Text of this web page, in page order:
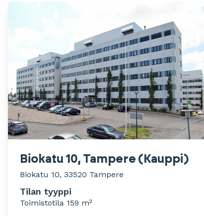
Biokatu 10, Tampere (Kauppi)
Biokatu 10, 33520 Tampere
Tilan tyyppi
Toimistotila 159 m²